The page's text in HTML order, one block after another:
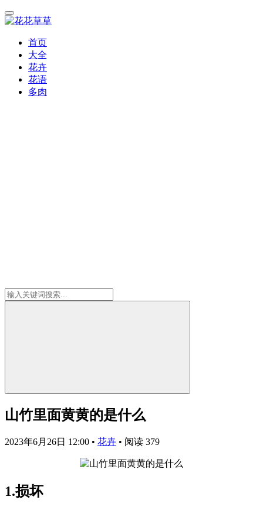
首页
大全
花卉
花语
多肉
山竹里面黄黄的是什么
2023年6月26日 12:00 • 花卉 • 阅读 379
1.损坏